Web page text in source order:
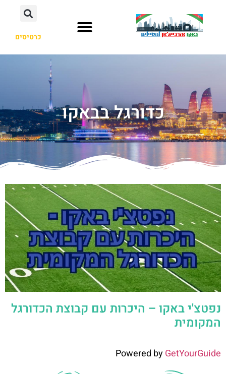
כרטיסים
כדורגל בבאקו
נפטצ'י באקו – היכרות עם קבוצת הכדורגל
המקומית
Powered byGetYourGuide